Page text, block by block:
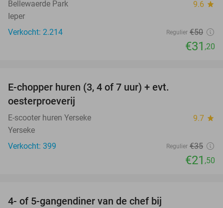
Bellewaerde Park 9.6 star
Ieper
Verkocht: 2.214
Regulier €50
€31 ,20
E-chopper huren (3, 4 of 7 uur) + evt.
oesterproeverij
E-scooter huren Yerseke 9.7 star
Yerseke
Verkocht: 399
Regulier €35
€21 ,50
4- of 5-gangendiner van de chef bij